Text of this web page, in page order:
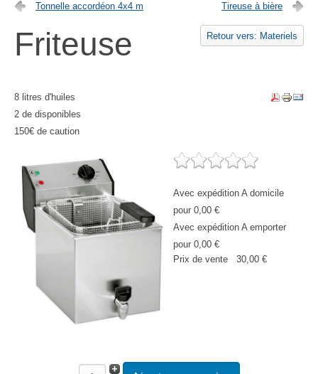
Tonnelle accordéon 4x4 m Tireuse à bière
Retour vers: Materiels
Friteuse
8 litres d'huiles
2 de disponibles
150€ de caution
Avec expédition A domicile
pour 0,00 €
Avec expédition A emporter
pour 0,00 €
Prix ​​de vente
30,00 €